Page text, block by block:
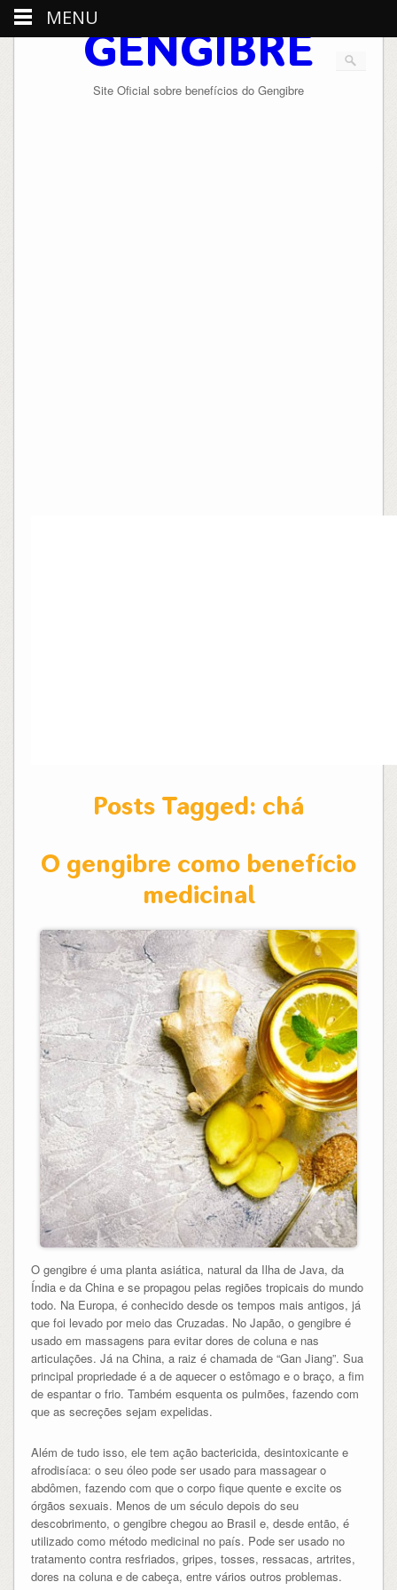
GENGIBRE
Site Oficial sobre benefícios do Gengibre
Posts Tagged: chá
O gengibre como benefício
medicinal
O gengibre é uma planta asiática, natural da Ilha de Java, da
Índia e da China e se propagou pelas regiões tropicais do mundo
todo. Na Europa, é conhecido desde os tempos mais antigos, já
que foi levado por meio das Cruzadas. No Japão, o gengibre é
usado em massagens para evitar dores de coluna e nas
articulações. Já na China, a raiz é chamada de “Gan Jiang”. Sua
principal propriedade é a de aquecer o estômago e o braço, a fim
de espantar o frio. Também esquenta os pulmões, fazendo com
que as secreções sejam expelidas.
Além de tudo isso, ele tem ação bactericida, desintoxicante e
afrodisíaca: o seu óleo pode ser usado para massagear o
abdômen, fazendo com que o corpo fique quente e excite os
órgãos sexuais. Menos de um século depois do seu
descobrimento, o gengibre chegou ao Brasil e, desde então, é
utilizado como método medicinal no país. Pode ser usado no
tratamento contra resfriados, gripes, tosses, ressacas, artrites,
dores na coluna e de cabeça, entre vários outros problemas.
MENU